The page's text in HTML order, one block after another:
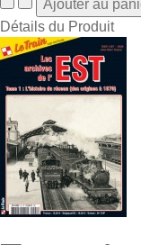
Détails du Produit